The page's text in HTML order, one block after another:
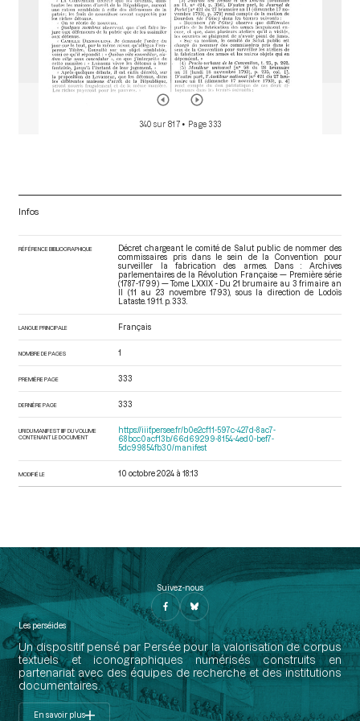
340 sur 817 • Page 333
Infos
RÉFÉRENCE BIBLIOGRAPHIQUE
Décret chargeant le comité de Salut public de nommer des
commissaires pris dans le sein de la Convention pour
surveiller la fabrication des armes. Dans : Archives
parlementaires de la Révolution Française — Première série
(1787-1799) — Tome LXXIX - Du 21 brumaire au 3 frimaire an
II (11 au 23 novembre 1793) , sous la direction de Lodoïs
Lataste. 1911. p. 333.
LANGUE PRINCIPALE Français
NOMBRE DE PAGES 1
PREMIÈRE PAGE 333
DERNIÈRE PAGE 333
URI DU MANIFEST IIIF DU VOLUME
CONTENANT LE DOCUMENT
https://iiif.persee.fr/b0e2cf11-597c-427d-8ac7-
68bcc0acf13b/66d69299-8154-4ed0-bef7-
5dc99854fb30/manifest
MODIFIÉ LE 10 octobre 2024 à 18:13
Suivez-nous
Les perséides
Un dispositif pensé par Persée pour la valorisation de corpus
textuels et iconographiques numérisés construits en
partenariat avec des équipes de recherche et des institutions
documentaires.
En savoir plus